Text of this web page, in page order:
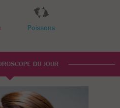
Poissons
DU JOUR